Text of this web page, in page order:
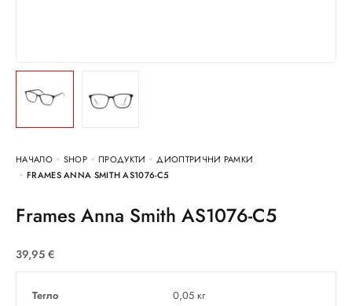
НАЧАЛО SHOP ПРОДУКТИ
ДИОПТРИЧНИ РАМКИ
FRAMES ANNA SMITH AS1076-C5
Frames Anna Smith AS1076-C5
39,95 €
Тегло
0,05 кг